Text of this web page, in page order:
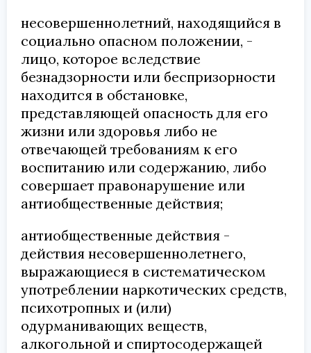
несовершеннолетний, находящийся в
социально опасном положении, -
лицо, которое вследствие
безнадзорности или беспризорности
находится в обстановке,
представляющей опасность для его
жизни или здоровья либо не
отвечающей требованиям к его
воспитанию или содержанию, либо
совершает правонарушение или
антиобщественные действия;
антиобщественные действия -
действия несовершеннолетнего,
выражающиеся в систематическом
употреблении наркотических средств,
психотропных и (или)
одурманивающих веществ,
алкогольной и спиртосодержащей